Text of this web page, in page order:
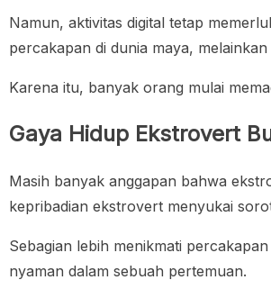
Namun, aktivitas digital tetap
percakapan di dunia maya,
Karena itu, banyak orang mulai
Gaya Hidup Ekstrovert
Masih banyak anggapan bahwa
kepribadian ekstrovert menyukai
Sebagian lebih menikmati
nyaman dalam sebuah pertemuan.